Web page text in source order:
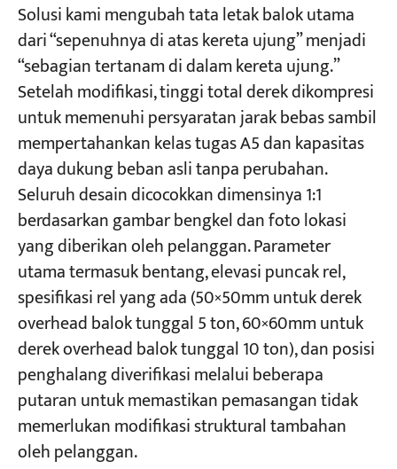
Solusi kami mengubah tata letak balok utama
dari “sepenuhnya di atas kereta ujung” menjadi
“sebagian tertanam di dalam kereta ujung.”
Setelah modifikasi, tinggi total derek dikompresi
untuk memenuhi persyaratan jarak bebas sambil
mempertahankan kelas tugas A5 dan kapasitas
daya dukung beban asli tanpa perubahan.
Seluruh desain dicocokkan dimensinya 1:1
berdasarkan gambar bengkel dan foto lokasi
yang diberikan oleh pelanggan. Parameter
utama termasuk bentang, elevasi puncak rel,
spesifikasi rel yang ada (50×50mm untuk derek
overhead balok tunggal 5 ton, 60×60mm untuk
derek overhead balok tunggal 10 ton), dan posisi
penghalang diverifikasi melalui beberapa
putaran untuk memastikan pemasangan tidak
memerlukan modifikasi struktural tambahan
oleh pelanggan.